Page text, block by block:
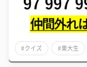
#クイズ #東大生